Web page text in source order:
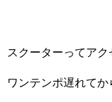
スクーターってア
ワンテンポ遅れて